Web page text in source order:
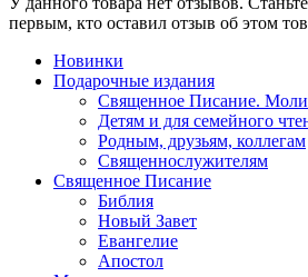
первым, кто оставил отзыв об этом
Новинки
Подарочные издания
Священное Писание.
Детям и для семейного
Родным, друзьям, коллегам
Священнослужителям
Священное Писание
Библия
Новый Завет
Евангелие
Апостол